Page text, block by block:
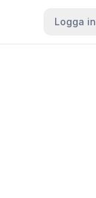
Logga in